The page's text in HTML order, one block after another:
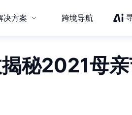
决方案 跨境导航
秘2021母